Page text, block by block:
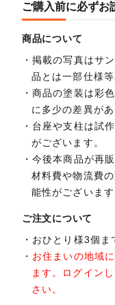
ご購入前に必ずお
商品について
掲載の写真はサ
品とは一部仕様
商品の塗装は彩
に多少の差異が
台座や支柱は試
がございます。
今後本商品が再
材料費や物流費
能性がございます
ご注文について
おひとり様3個ま
お住まいの地域
ます。ログイン
さい。